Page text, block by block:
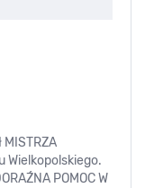
MISTRZA
Wielkopolskiego.
POMOC W